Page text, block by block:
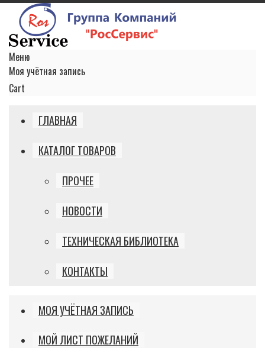
Меню
Моя учётная запись
Cart
ГЛАВНАЯ
КАТАЛОГ ТОВАРОВ
ПРОЧЕЕ
НОВОСТИ
ТЕХНИЧЕСКАЯ БИБЛИОТЕКА
КОНТАКТЫ
МОЯ УЧЁТНАЯ ЗАПИСЬ
МОЙ ЛИСТ ПОЖЕЛАНИЙ